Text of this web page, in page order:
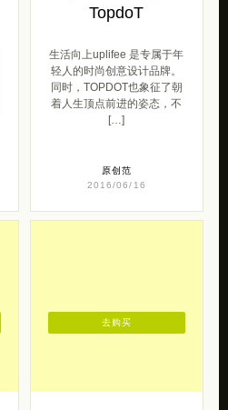
TopdoT
生活向上uplifee 是专属于年
轻人的时尚创意设计品牌。
同时，TOPDOT也象征了朝
着人生顶点前进的姿态，不
[…]
原创范
2016/06/16
去购买